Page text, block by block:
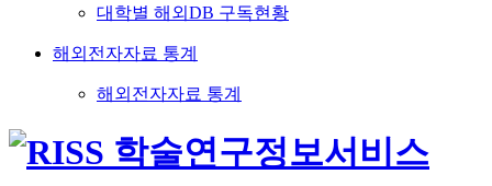
대학별 해외DB 구독현황
해외전자자료 통계
해외전자자료 통계